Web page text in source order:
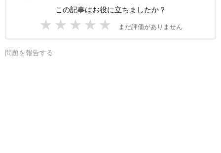
この記事はお役に立ちましたか？
★ ★ ★ ★ ★ まだ評価がありません
問題を報告する